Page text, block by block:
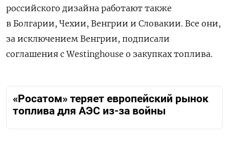
российского дизайна работают также
в Болгарии, Чехии, Венгрии и Словакии. Все они,
за исключением Венгрии, подписали
соглашения с Westinghouse о закупках топлива.
«Росатом» теряет европейский рынок
топлива для АЭС из-за войны